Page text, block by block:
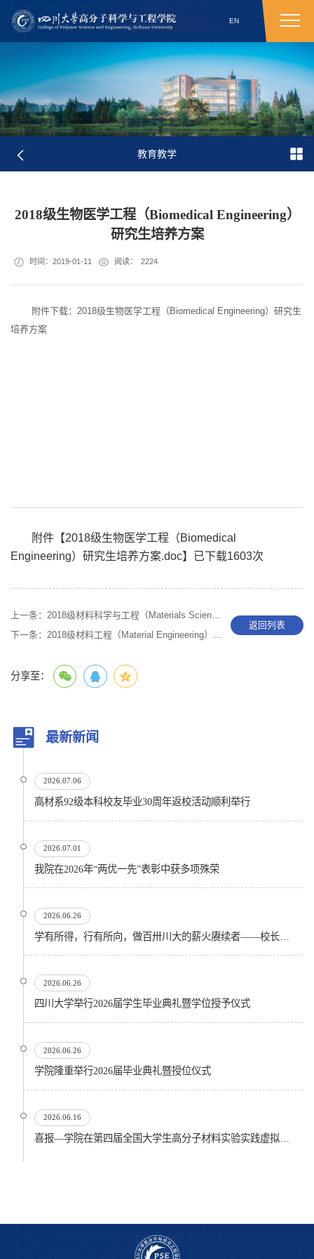
EN
教育教学
2018级生物医学工程（Biomedical Engineering）
研究生培养方案
时间：2019-01-11 阅读： 2224
附件下载：2018级生物医学工程（Biomedical Engineering）研究生
培养方案
附件【2018级生物医学工程（Biomedical
Engineering）研究生培养方案.doc】已下载1603次
上一条： 2018级材料科学与工程（Materials Science and Engineering）研究生培养方案
下一条： 2018级材料工程（Material Engineering）研究生培养方案
返回列表
分享至：
最新新闻
2026.07.06
高材系92级本科校友毕业30周年返校活动顺利举行
2026.07.01
我院在2026年“两优一先”表彰中获多项殊荣
2026.06.26
2026.06.26
四川大学举行2026届学生毕业典礼暨学位授予仪式
2026.06.26
​学院隆重举行2026届毕业典礼暨授位仪式
2026.06.16